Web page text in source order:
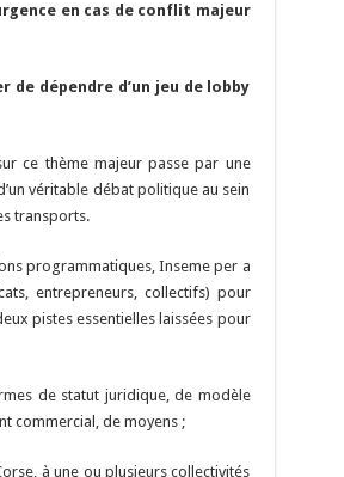
en cas de conflit majeur
dépendre d’un jeu de lobby
ce thème majeur passe par une
véritable débat politique au sein
transports.
programmatiques, Inseme per a
entrepreneurs, collectifs) pour
pistes essentielles laissées pour
de statut juridique, de modèle
commercial, de moyens ;
à une ou plusieurs collectivités